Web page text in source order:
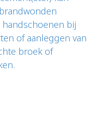
bij
of aanleggen van
broek of